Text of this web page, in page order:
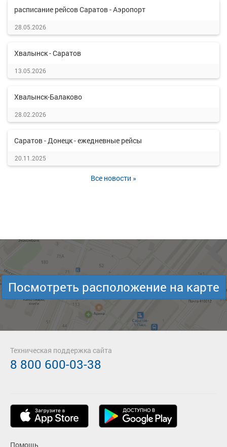
расписание рейсов Саратов - Аэропорт
28.05.2026
Хвалынск - Саратов
13.05.2026
Хвалынск-Балаково
28.02.2026
Саратов - Донецк - ежедневные рейсы
20.11.2025
Все новости »
Посмотреть расположение на карте
Помощь
Техническая поддержка сайта
8 800 600-03-38